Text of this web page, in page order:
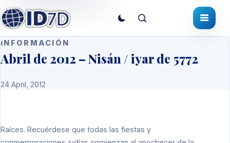
INFORMACIÓN
Abril de 2012 – Nisán / iyar de 5772
24 April, 2012
Raíces. Recuérdese que todas las fiestas y